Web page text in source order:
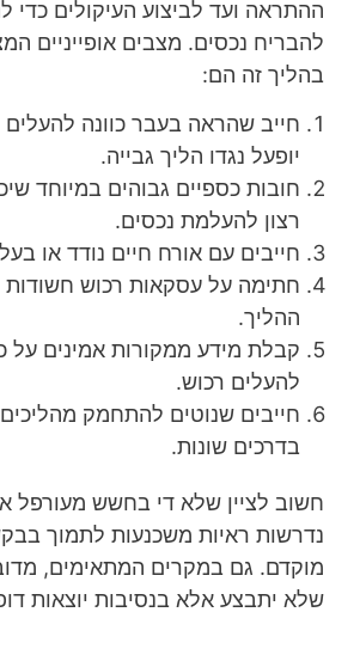
ההתראה ועד לביצוע העיקולים כדי
להבריח נכסים. מצבים אופייניים
בהליך זה הם:
חייב שהראה בעבר כוונה
יופעל נגדו הליך גבייה.
חובות כספיים גבוהים במיוחד
רצון להעלמת נכסים.
חייבים עם אורח חיים נודד או
חתימה על עסקאות רכוש
ההליך.
קבלת מידע ממקורות אמינים על
להעלים רכוש.
חייבים שנוטים להתחמק
בדרכים שונות.
חשוב לציין שלא די בחשש מעורפל
נדרשות ראיות משכנעות לתמוך
מוקדם. גם במקרים המתאימים,
שלא יתבצע אלא בנסיבות יוצאות